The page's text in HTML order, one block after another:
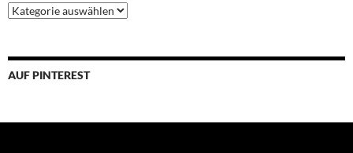
Beiträge
nach
AUF PINTEREST